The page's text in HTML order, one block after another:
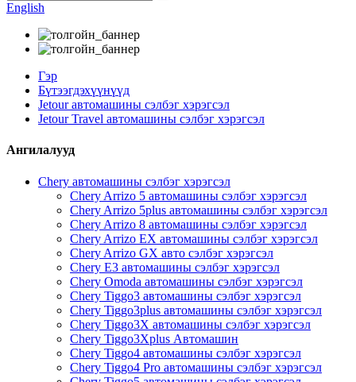
English
Гэр
Бүтээгдэхүүнүүд
Jetour автомашины сэлбэг хэрэгсэл
Jetour Travel автомашины сэлбэг хэрэгсэл
Ангилалууд
Chery автомашины сэлбэг хэрэгсэл
Chery Arrizo 5 автомашины сэлбэг хэрэгсэл
Chery Arrizo 5plus автомашины сэлбэг хэрэгсэл
Chery Arrizo 8 автомашины сэлбэг хэрэгсэл
Chery Arrizo EX автомашины сэлбэг хэрэгсэл
Chery Arrizo GX авто сэлбэг хэрэгсэл
Chery E3 автомашины сэлбэг хэрэгсэл
Chery Omoda автомашины сэлбэг хэрэгсэл
Chery Tiggo3 автомашины сэлбэг хэрэгсэл
Chery Tiggo3plus автомашины сэлбэг хэрэгсэл
Chery Tiggo3X автомашины сэлбэг хэрэгсэл
Chery Tiggo3Xplus Автомашин
Chery Tiggo4 автомашины сэлбэг хэрэгсэл
Chery Tiggo4 Pro автомашины сэлбэг хэрэгсэл